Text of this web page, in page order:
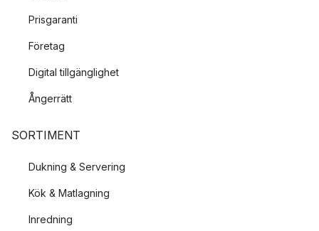
Prisgaranti
Företag
Digital tillgänglighet
Ångerrätt
SORTIMENT
Dukning & Servering
Kök & Matlagning
Inredning